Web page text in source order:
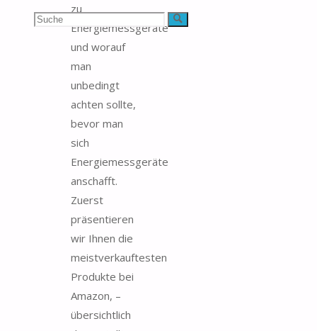
Suchen Suche
zu
Energiemessgeräte
und worauf
man
unbedingt
achten sollte,
bevor man
sich
Energiemessgeräte
anschafft.
Zuerst
präsentieren
wir Ihnen die
meistverkauftesten
Produkte bei
Amazon, –
übersichtlich